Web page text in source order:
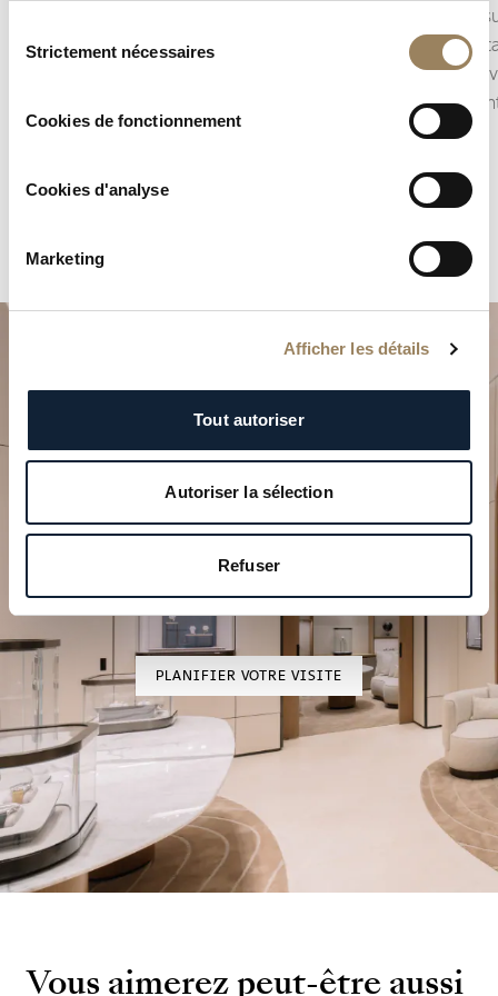
duStrictement nécessaires
Cookies de fonctionnement
Cookies d'analyse
Marketing
Afficher les détails
Tout autoriser
Autoriser la sélection
Refuser
Selon la construction du mouvement, il peut
l’architecture du cadran.
lunaire
Planifiez votre moment
d’exception
PLANIFIER VOTRE VISITE
Vous aimerez peut-être aussi